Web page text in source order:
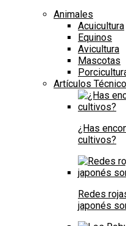
Animales
Acuicultura
Equinos
Avicultura
Mascotas
Artículos
¿Has
cultivos?
Redes
japonés